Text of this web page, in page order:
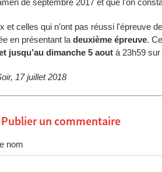
de septembre 2017 et que l'on
et celles qui n’ont pas réussi l'épreuve
en présentant la deuxième épreuve.
jusqu’au dimanche 5 aout à 23h59 sur
17 juillet 2018
Publier un commentaire
nom